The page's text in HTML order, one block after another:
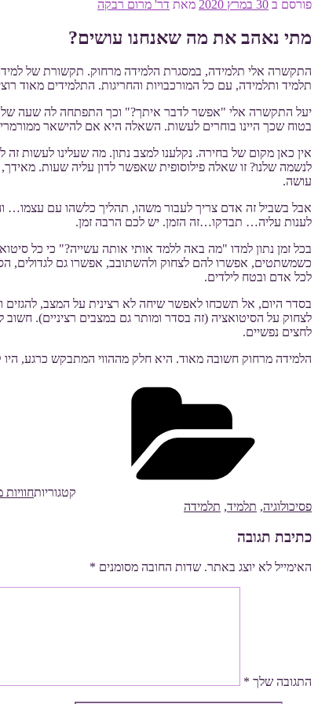
פורסם ב 30 במרץ 2020 מאת דר' מרום רבקה
מתי נאהב את מה שאנחנו עושים?
התקשרה אלי תלמידה, במסגרת הלמידה מרחוק. תקשורת של
תלמיד ותלמידה, עם כל המורכבויות והחריגות. התלמידים מאוד
יעל התקשרה אלי "אפשר לדבר איתך?" וכך התפתחה לה שעה של
בטוח שכך היינו בוחרים לעשות. השאלה היא אם להישאר
אין כאן מקום של בחירה. נקלענו למצב נתון. מה שעלינו לעשות זה
לנשמה שלנו? זו שאלה פילוסופית שאפשר לדון עליה שעות.
עושה.
אבל בשביל זה אדם צריך לעבור משהו, תהליך כלשהו עם עצמו…
לענות עליה… תבדקו…זה הזמן. יש לכם הרבה זמן.
בכל זמן נתון למדו "מה באה ללמד אותי אותה עשייה?" כי כל
כשמשתטים, אפשרו להם לצחוק ולהשתובב, אפשרו גם לגדולים,
לכל אדם ובטח לילדים.
בסדר היום, אל תשכחו לאפשר שיחה לא רצינית על המצב, להגזים
לצחוק על הסיטואציה (זה בסדר ומותר גם במצבים רציניים). חשוב
לחצים נפשיים.
הלמידה מרחוק חשובה מאוד. היא חלק מההווי המתבקש כרגע, היו
קטגוריות
פסיכולוגיה, תלמיד, תלמידה
כתיבת תגובה
האימייל לא יוצג באתר. שדות החובה מסומנים *
התגובה שלך *